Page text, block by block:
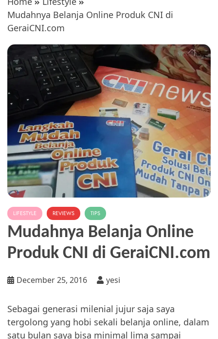
Mudahnya Belanja Online Produk CNI di
GeraiCNI.com
LIFESTYLE REVIEWS TIPS
Mudahnya Belanja Online
Produk CNI di GeraiCNI.com
December 25, 2016 yesi
Sebagai generasi milenial jujur saja saya
tergolong yang hobi sekali belanja online, dalam
satu bulan saya bisa minimal lima sampai